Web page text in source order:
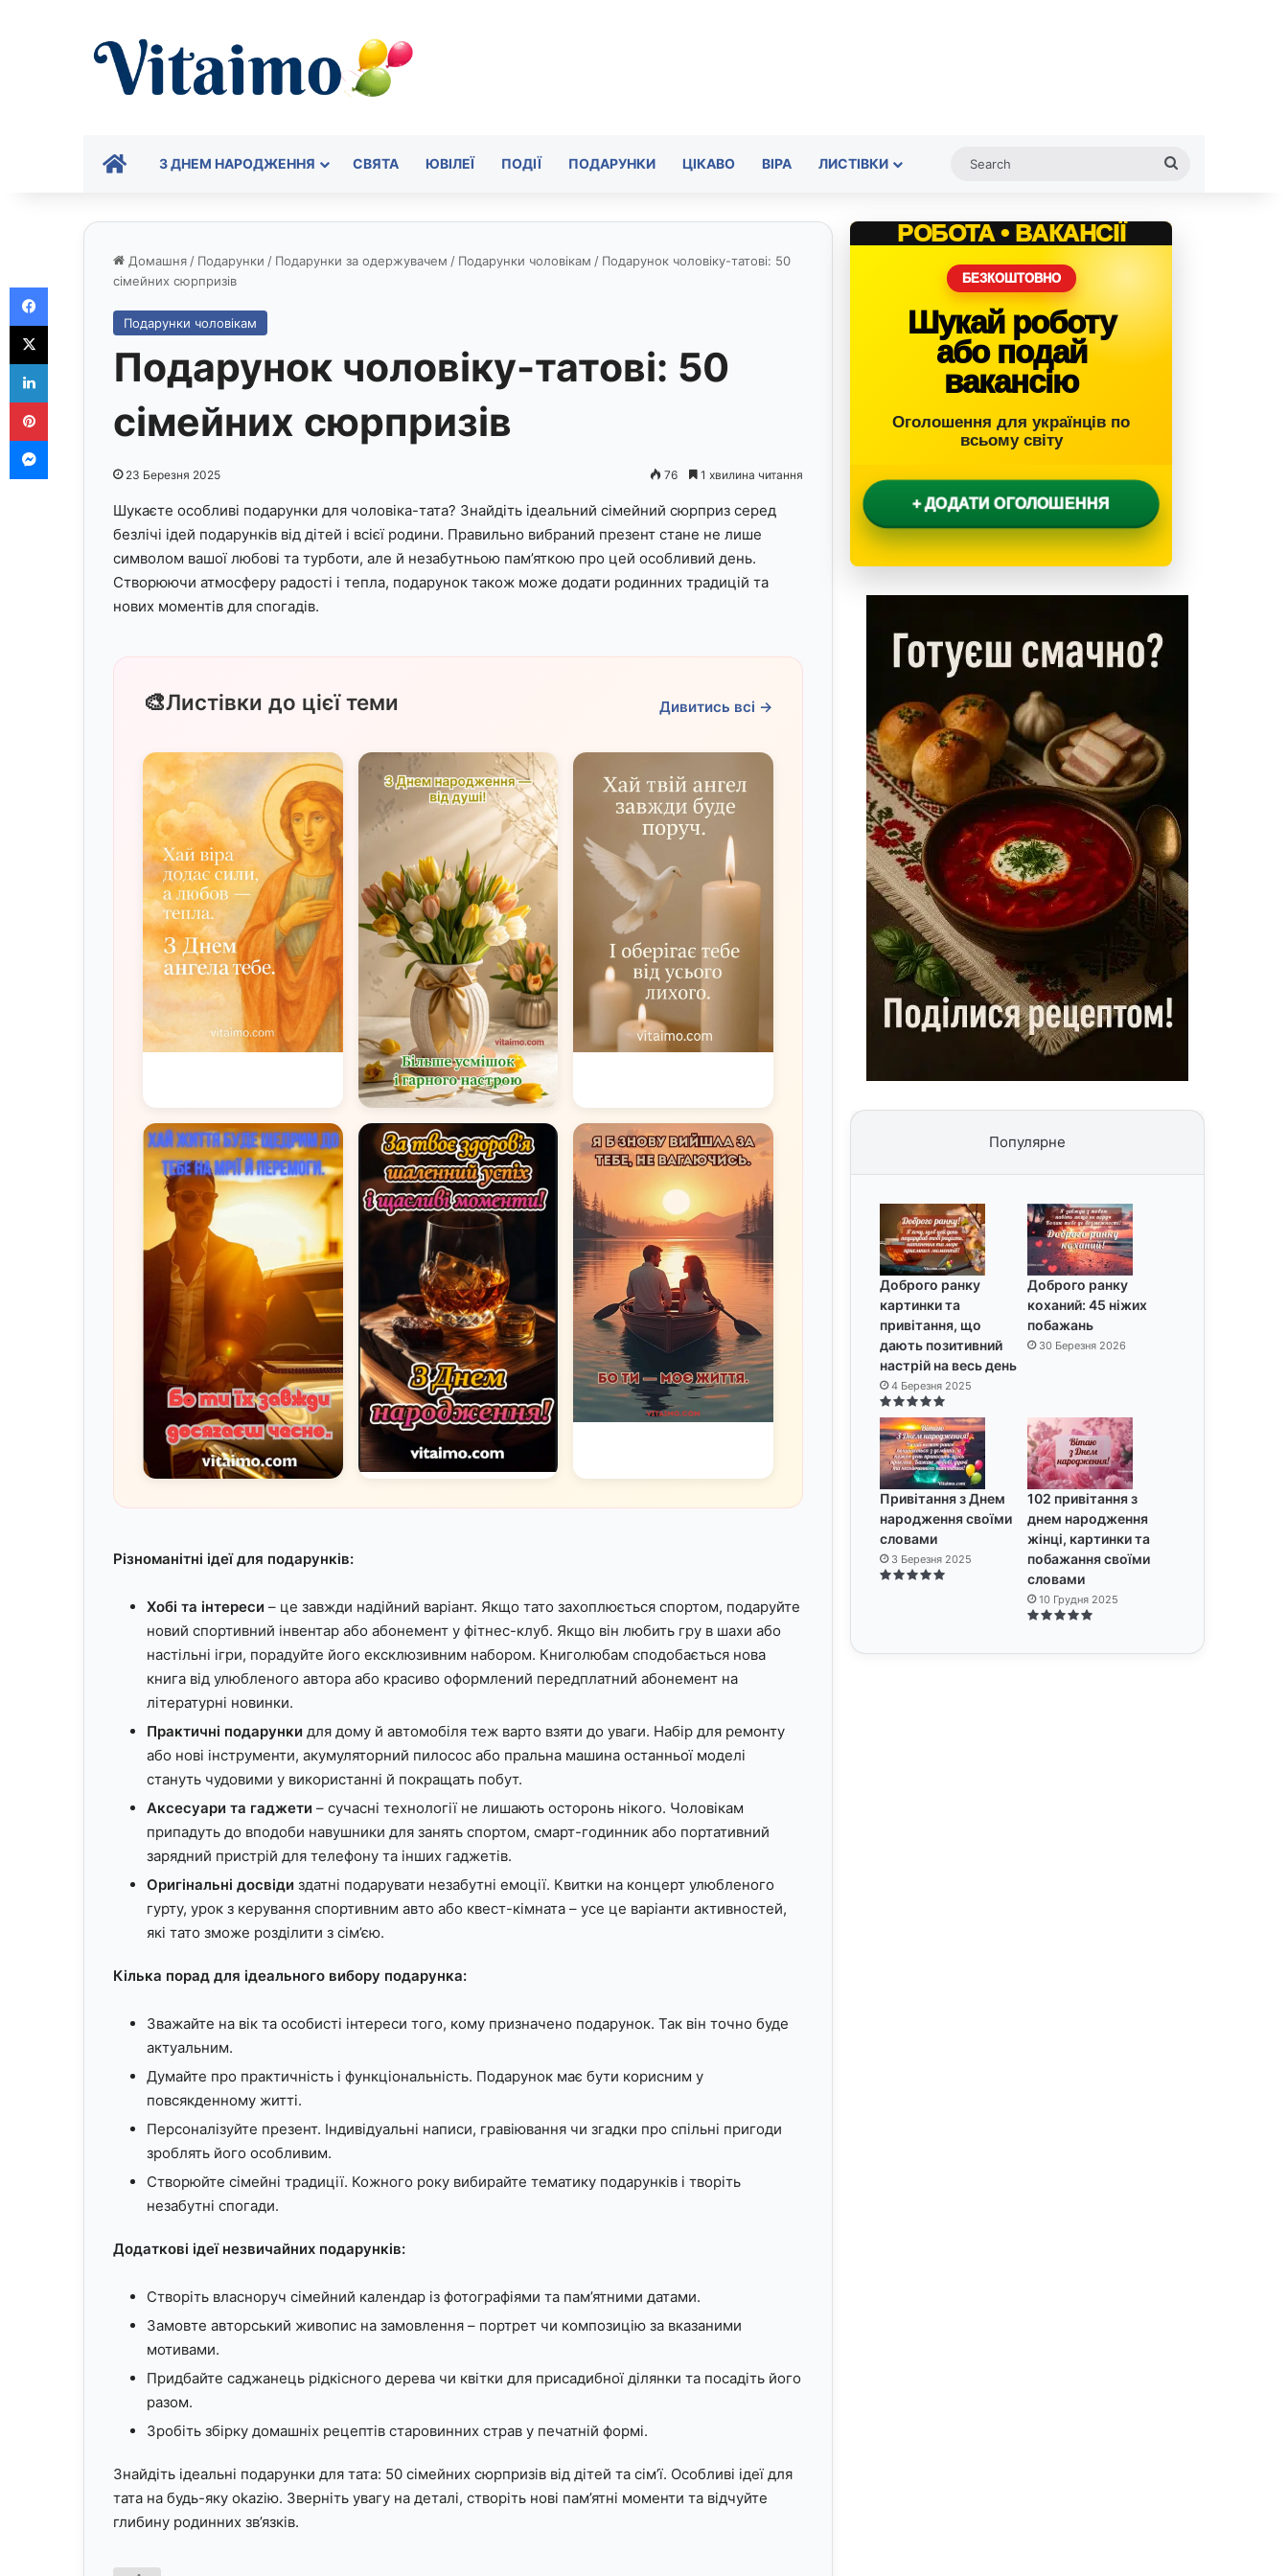
ГОЛОВНА
З ДНЕМ НАРОДЖЕННЯ СВЯТА ЮВІЛЕЇ ПОДІЇ ПОДАРУНКИ ЦІКАВО ВІРА ЛИСТІВКИ
Домашня / Подарунки / Подарунки за одержувачем / Подарунки чоловікам / Подарунок чоловіку-татові: 50
сімейних сюрпризів
Подарунки чоловікам
Подарунок чоловіку-татові: 50
сімейних сюрпризів
23 Березня 2025 76 1 хвилина читання
Шукаєте особливі подарунки для чоловіка-тата? Знайдіть ідеальний сімейний сюрприз серед
безлічі ідей подарунків від дітей і всієї родини. Правильно вибраний презент стане не лише
символом вашої любові та турботи, але й незабутньою пам’яткою про цей особливий день.
Створюючи атмосферу радості і тепла, подарунок також може додати родинних традицій та
нових моментів для спогадів.
🎨Листівки до цієї теми Дивитись всі →
Різноманітні ідеї для подарунків:
Хобі та інтереси – це завжди надійний варіант. Якщо тато захоплюється спортом, подаруйте
новий спортивний інвентар або абонемент у фітнес-клуб. Якщо він любить гру в шахи або
настільні ігри, порадуйте його ексклюзивним набором. Книголюбам сподобається нова
книга від улюбленого автора або красиво оформлений передплатний абонемент на
літературні новинки.
Практичні подарунки для дому й автомобіля теж варто взяти до уваги. Набір для ремонту
або нові інструменти, акумуляторний пилосос або пральна машина останньої моделі
стануть чудовими у використанні й покращать побут.
Аксесуари та гаджети – сучасні технології не лишають осторонь нікого. Чоловікам
припадуть до вподоби навушники для занять спортом, смарт-годинник або портативний
зарядний пристрій для телефону та інших гаджетів.
Оригінальні досвіди здатні подарувати незабутні емоції. Квитки на концерт улюбленого
гурту, урок з керування спортивним авто або квест-кімната – усе це варіанти активностей,
які тато зможе розділити з сім’єю.
Кілька порад для ідеального вибору подарунка:
Зважайте на вік та особисті інтереси того, кому призначено подарунок. Так він точно буде
актуальним.
Думайте про практичність і функціональність. Подарунок має бути корисним у
повсякденному житті.
Персоналізуйте презент. Індивідуальні написи, гравіювання чи згадки про спільні пригоди
зроблять його особливим.
Створюйте сімейні традиції. Кожного року вибирайте тематику подарунків і творіть
незабутні спогади.
Додаткові ідеї незвичайних подарунків:
Створіть власноруч сімейний календар із фотографіями та пам’ятними датами.
Замовте авторський живопис на замовлення – портрет чи композицію за вказаними
мотивами.
Придбайте саджанець рідкісного дерева чи квітки для присадибної ділянки та посадіть його
разом.
Зробіть збірку домашніх рецептів старовинних страв у печатній формі.
Знайдіть ідеальні подарунки для тата: 50 сімейних сюрпризів від дітей та сім’ї. Особливі ідеї для
тата на будь-яку оkazію. Зверніть увагу на деталі, створіть нові пам’ятні моменти та відчуйте
глибину родинних зв’язків.
РОБОТА • ВАКАНСІЇ
БЕЗКОШТОВНО
Шукай роботу
або подай
вакансію
Оголошення для українців по
всьому світу
+ ДОДАТИ ОГОЛОШЕННЯ
Популярне
Доброго ранку
картинки та
привітання, що
дають позитивний
настрій на весь день
4 Березня 2025
Доброго ранку
коханий: 45 ніжих
побажань
30 Березня 2026
Привітання з Днем
народження своїми
словами
3 Березня 2025
102 привітання з
днем народження
жінці, картинки та
побажання своїми
словами
10 Грудня 2025